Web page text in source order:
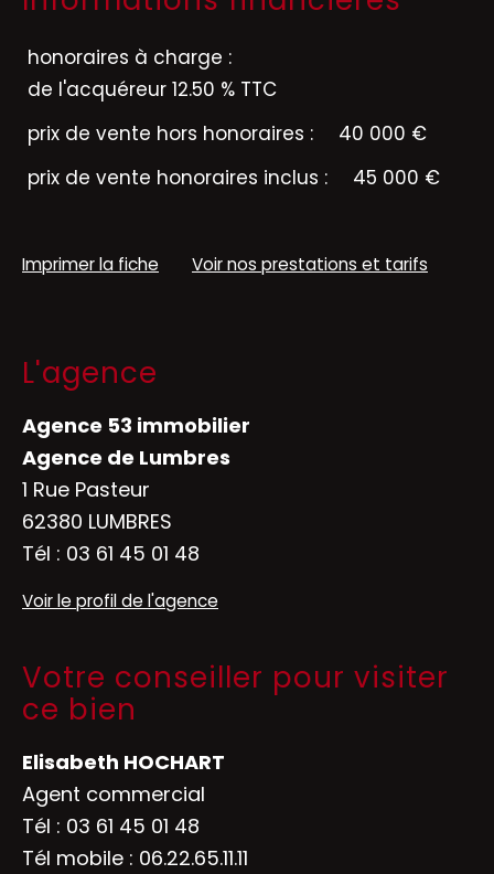
honoraires à charge :
de l'acquéreur 12.50 % TTC
prix de vente hors honoraires :
40 000 €
prix de vente honoraires inclus :
45 000 €
Imprimer la fiche Voir nos prestations et tarifs
L'agence
Agence 53 immobilier
Agence de Lumbres
1 Rue Pasteur
62380 LUMBRES
Tél : 03 61 45 01 48
Voir le profil de l'agence
Votre conseiller pour visiter
ce bien
Elisabeth HOCHART
Agent commercial
Tél : 03 61 45 01 48
Tél mobile : 06.22.65.11.11